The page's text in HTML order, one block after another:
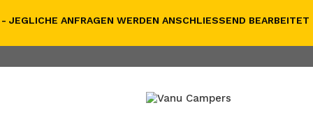
JEGLICHE ANFRAGEN WERDEN ANSCHLIESSEND BEARBEITET